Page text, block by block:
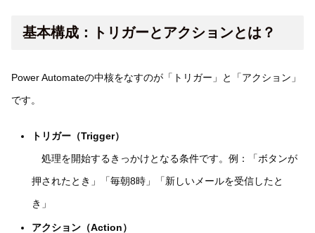
基本構成：トリガーとアクションとは？
Power Automateの中核をなすのが「トリガー」と「アクション」
です。
トリガー（Trigger）
処理を開始するきっかけとなる条件です。例：「ボタンが
押されたとき」「毎朝8時」「新しいメールを受信したと
き」
アクション（Action）